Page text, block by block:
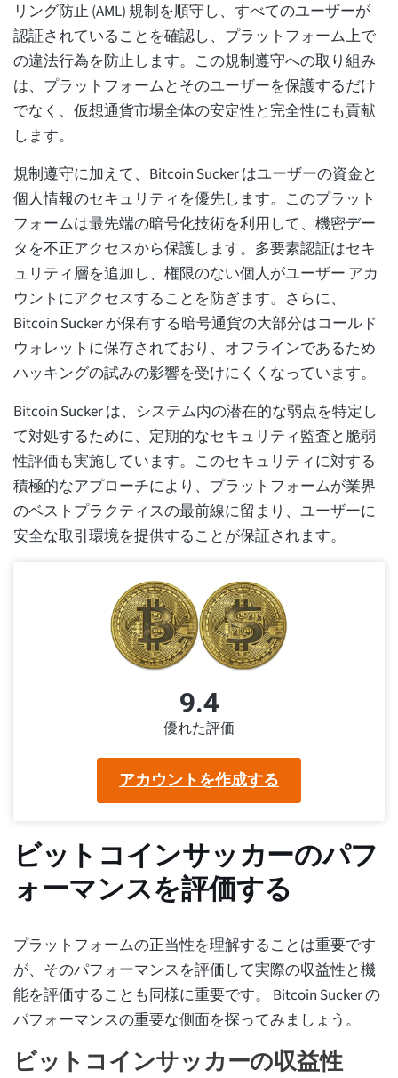
リング防止 (AML) 規制を順守し、すべてのユーザーが
認証されていることを確認し、プラットフォーム上で
の違法行為を防止します。この規制遵守への取り組み
は、プラットフォームとそのユーザーを保護するだけ
でなく、仮想通貨市場全体の安定性と完全性にも貢献
します。
規制遵守に加えて、Bitcoin Sucker はユーザーの資金と
個人情報のセキュリティを優先します。このプラット
フォームは最先端の暗号化技術を利用して、機密デー
タを不正アクセスから保護します。多要素認証はセキ
ュリティ層を追加し、権限のない個人がユーザー アカ
ウントにアクセスすることを防ぎます。さらに、
Bitcoin Sucker が保有する暗号通貨の大部分はコールド
ウォレットに保存されており、オフラインであるため
ハッキングの試みの影響を受けにくくなっています。
Bitcoin Sucker は、システム内の潜在的な弱点を特定し
て対処するために、定期的なセキュリティ監査と脆弱
性評価も実施しています。このセキュリティに対する
積極的なアプローチにより、プラットフォームが業界
のベストプラクティスの最前線に留まり、ユーザーに
安全な取引環境を提供することが保証されます。
9.4
優れた評価
アカウントを作成する
ビットコインサッカーのパフ
ォーマンスを評価する
プラットフォームの正当性を理解することは重要です
が、そのパフォーマンスを評価して実際の収益性と機
能を評価することも同様に重要です。 Bitcoin Sucker の
パフォーマンスの重要な側面を探ってみましょう。
ビットコインサッカーの収益性